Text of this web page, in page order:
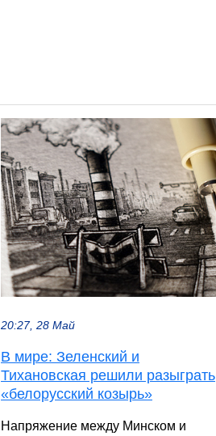
20:27, 28 Май
В мире: Зеленский и
Тихановская решили разыграть
«белорусский козырь»
Напряжение между Минском и